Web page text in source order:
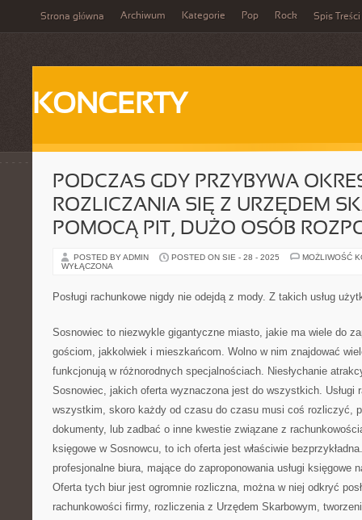
Strona główna Archiwum Kategorie Pop Rock Spis Treści
KONCERTY
PODCZAS GDY PRZYBYWA
ROZLICZANIA SIĘ Z URZĘDEM
POMOCĄ PIT, DUŻO OSÓB
POSTED BY ADMIN POSTED ON SIE - 28 - 2025
MOŻLIWOŚĆ
WYŁĄCZONA
Posługi rachunkowe nigdy nie odejdą z mody. Z takich usług
Sosnowiec to niezwykle gigantyczne miasto, jakie ma wiele do
gościom, jakkolwiek i mieszkańcom. Wolno w nim znajdować
funkcjonują w różnorodnych specjalnościach. Niesłychanie
Sosnowiec, jakich oferta wyznaczona jest do wszystkich. Usługi
wszystkim, skoro każdy od czasu do czasu musi coś rozliczyć,
dokumenty, lub zadbać o inne kwestie związane z
księgowe w Sosnowcu, to ich oferta jest właściwie
profesjonalne biura, mające do zaproponowania usługi księgowe
Oferta tych biur jest ogromnie rozliczna, można w niej odkryć
rachunkowości firmy, rozliczenia z Urzędem Skarbowym,